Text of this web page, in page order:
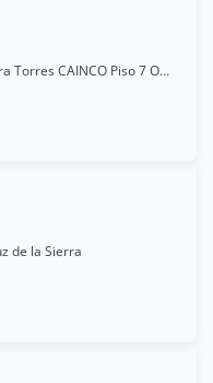
Calle Cochabamba Esquina Saavedra Torres CAINCO Piso 7 Oficina 3, Santa Cruz de la Sierra
de la Sierra